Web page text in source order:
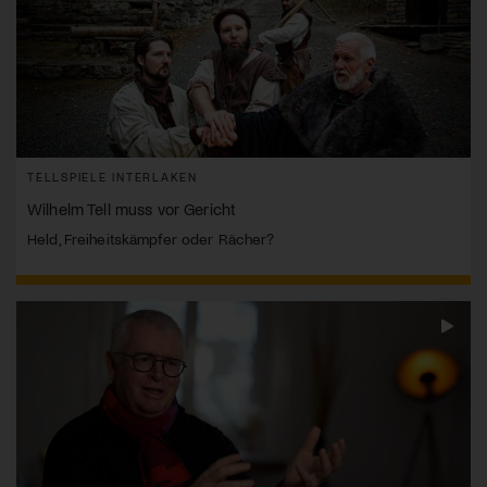
TELLSPIELE INTERLAKEN
Wilhelm Tell muss vor Gericht
Held, Freiheitskämpfer oder Rächer?